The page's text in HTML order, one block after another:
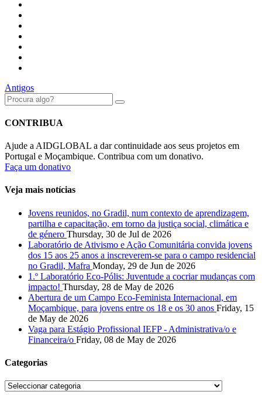
Antigos
CONTRIBUA
Ajude a AIDGLOBAL a dar continuidade aos seus projetos em
Portugal e Moçambique. Contribua com um donativo.
Faça um donativo
Veja mais notícias
Jovens reunidos, no Gradil, num contexto de aprendizagem,
partilha e capacitação, em torno da justiça social, climática e
de género Thursday, 30 de Jul de 2026
Laboratório de Ativismo e Ação Comunitária convida jovens
dos 15 aos 25 anos a inscreverem-se para o campo residencial
no Gradil, Mafra Monday, 29 de Jun de 2026
1.º Laboratório Eco-Pólis: Juventude a cocriar mudanças com
impacto! Thursday, 28 de May de 2026
Abertura de um Campo Eco-Feminista Internacional, em
Moçambique, para jovens entre os 18 e os 30 anos Friday, 15
de May de 2026
Vaga para Estágio Profissional IEFP - Administrativa/o e
Financeira/o Friday, 08 de May de 2026
Categorias